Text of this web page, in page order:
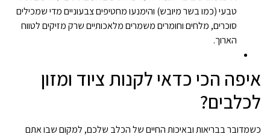
טבעי (כמו בשר מיובש) והימנעו מחטיפים צבעוניים מדי שמכילים
סוכרים, מלחים וחומרים משמרים מלאכותיים שרק מזיקים לטווח
הארוך.
איפה הכי כדאי לקנות ציוד ומזון
לכלבים?
כשמדובר בבריאות ובאיכות החיים של הכלב שלכם, למקום שבו אתם